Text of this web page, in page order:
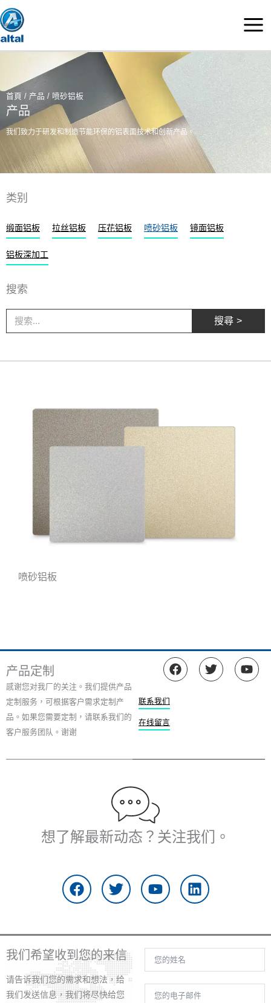
跳
至
主
要
首頁 / 产品 / 喷砂铝板
产品
我们致力于研发和制造节能环保的铝表面技术和创新产品。
类别
缎面铝板 拉丝铝板 压花铝板 喷砂铝板 镜面铝板
铝板深加工
搜索
尋
搜尋 >
喷砂铝板
产品定制
感谢您对我厂的关注。我们提供产品
定制服务，可根据客户需求定制产
品。如果您需要定制，请联系我们的
客户服务团队。谢谢
在
F
k
推
特
Y
o
联系我们
在线留言
想了解最新动态？关注我们。
F
a
c
b
o
o
k
上
特
o
u
t
b
e
i
n
k
d
i
我们希望收到您的来信
请告诉我们您的需求和想法，给
我们发送信息，我们将尽快给您